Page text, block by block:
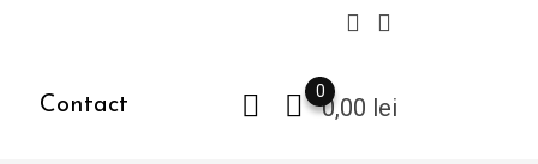
Contact 0,00 lei
0